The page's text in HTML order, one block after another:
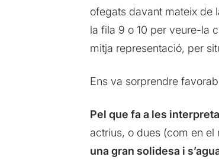
ofegats davant mateix de
la fila 9 o 10 per veure-la
mitja representació, per
Ens va sorprendre
Pel que fa a les
actrius, o dues (com en
una gran solidesa i